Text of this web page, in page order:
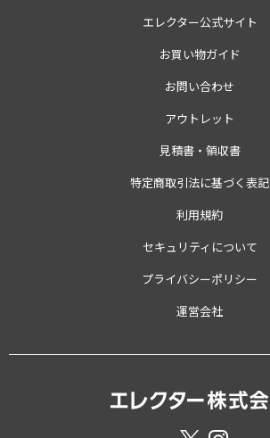
エレクター公式サイト
お買い物ガイド
お問い合わせ
アウトレット
見積書・領収書
特定商取引法に基づく表記
利用規約
セキュリティについて
プライバシーポリシー
運営会社